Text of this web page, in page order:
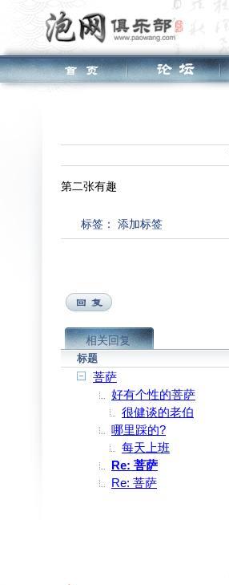
第二张有趣
标签： 添加标签
相关回复
标题
菩萨
好有个性的菩萨
很健谈的老伯
哪里踩的?
每天上班
Re: 菩萨
Re: 菩萨